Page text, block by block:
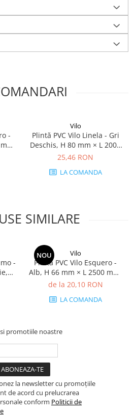
-
Vilo
Plintă PVC Vilo Linela - Gri
Deschis, H 80 mm × L 2000
mm, grosime 16 mm
25,46 RON
LA COMANDA
SIMILARE
-
NOU Vilo
Plintă PVC Vilo Esquero -
Alb, H 66 mm × L 2500 mm,
grosime 22 mm
de la 20,10 RON
LA COMANDA
promotiile noastre
la newsletter cu promoțiile
de acord cu prelucrarea
conform Politicii de